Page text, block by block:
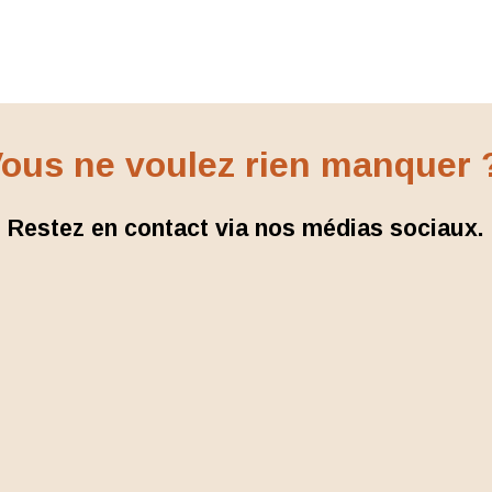
ne voulez rien manquer
Restez en contact via nos médias sociaux.